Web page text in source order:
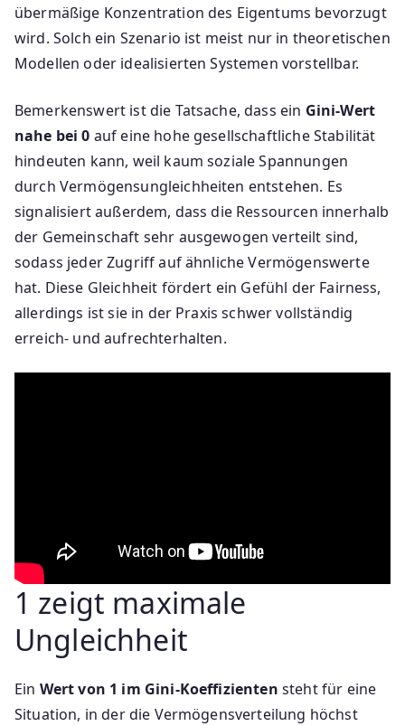
übermäßige Konzentration des Eigentums bevorzugt
wird. Solch ein Szenario ist meist nur in theoretischen
Modellen oder idealisierten Systemen vorstellbar.
Bemerkenswert ist die Tatsache, dass ein Gini-Wert
nahe bei 0 auf eine hohe gesellschaftliche Stabilität
hindeuten kann, weil kaum soziale Spannungen
durch Vermögensungleichheiten entstehen. Es
signalisiert außerdem, dass die Ressourcen innerhalb
der Gemeinschaft sehr ausgewogen verteilt sind,
sodass jeder Zugriff auf ähnliche Vermögenswerte
hat. Diese Gleichheit fördert ein Gefühl der Fairness,
allerdings ist sie in der Praxis schwer vollständig
erreich- und aufrechterhalten.
1 zeigt maximale
Ungleichheit
Ein Wert von 1 im Gini-Koeffizienten steht für eine
Situation, in der die Vermögensverteilung höchst